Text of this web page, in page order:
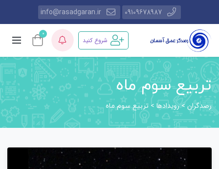
09109678987
info@rasadgaran.ir
شروع کنید
0
تربیع سوم ماه
رصدگران>رویدادها > تربیع سوم ماه